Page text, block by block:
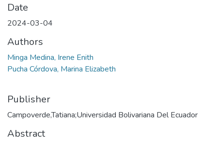
Date
2024-03-04
Authors
Minga Medina, Irene Enith
Pucha Córdova, Marina Elizabeth
Publisher
Campoverde,Tatiana;Universidad Bolivariana Del Ecuador
Abstract